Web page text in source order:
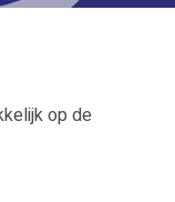
op de